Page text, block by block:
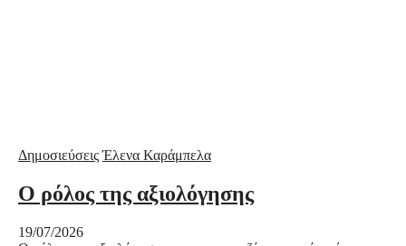
Δημοσιεύσεις Έλενα Καράμπελα
Ο ρόλος της αξιολόγησης
19/07/2026